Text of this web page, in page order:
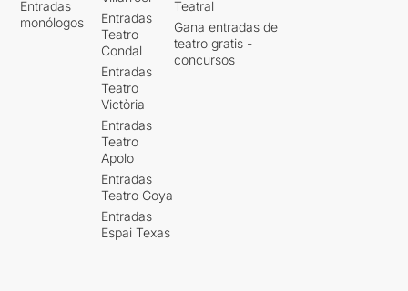
Entradas
monólogos
Entradas
Teatro
Condal
Entradas
Teatro
Victòria
Entradas
Teatro
Apolo
Entradas
Teatro Goya
Entradas
Espai Texas
Teatral
Gana entradas de
teatro gratis -
concursos